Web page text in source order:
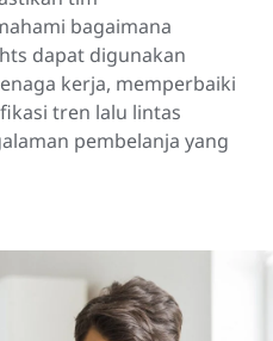
bagaimana
dapat digunakan
kerja, memperbaiki
tren lalu lintas
pembelanja yang